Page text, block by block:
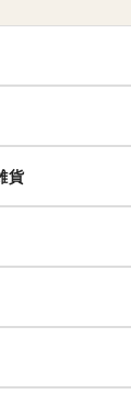
ョン
ウェア
タニティ
ク
貨
器具
品
ロバイダ
・家事代行